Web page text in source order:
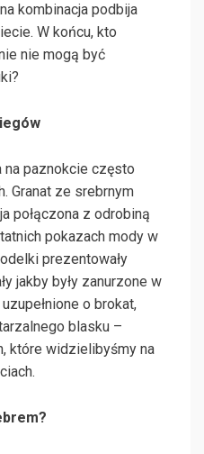
kombinacja podbija
W końcu, kto
nie mogą być
na paznokcie często
Granat ze srebrnym
połączona z odrobiną
pokazach mody w
prezentowały
jakby były zanurzone w
o brokat,
blasku –
które widzielibyśmy na